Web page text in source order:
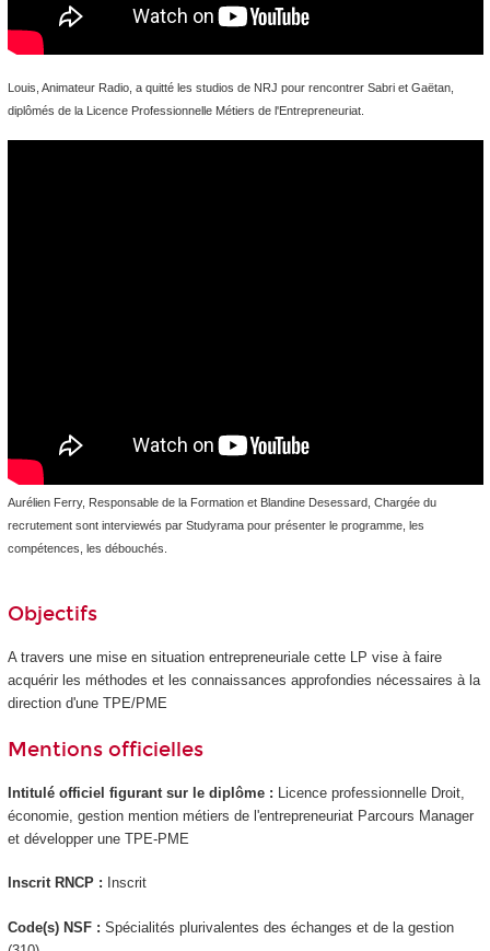
Louis, Animateur Radio, a quitté les studios de NRJ pour rencontrer Sabri et Gaëtan,
diplômés de la Licence Professionnelle Métiers de l'Entrepreneuriat.
Aurélien Ferry, Responsable de la Formation et Blandine Desessard, Chargée du
recrutement sont interviewés par Studyrama pour présenter le programme, les
compétences, les débouchés.
Objectifs
A travers une mise en situation entrepreneuriale cette LP vise à faire
acquérir les méthodes et les connaissances approfondies nécessaires à la
direction d'une TPE/PME
Mentions officielles
Intitulé officiel figurant sur le diplôme : Licence professionnelle Droit,
économie, gestion mention métiers de l'entrepreneuriat Parcours Manager
et développer une TPE-PME
Inscrit RNCP : Inscrit
Code(s) NSF : Spécialités plurivalentes des échanges et de la gestion